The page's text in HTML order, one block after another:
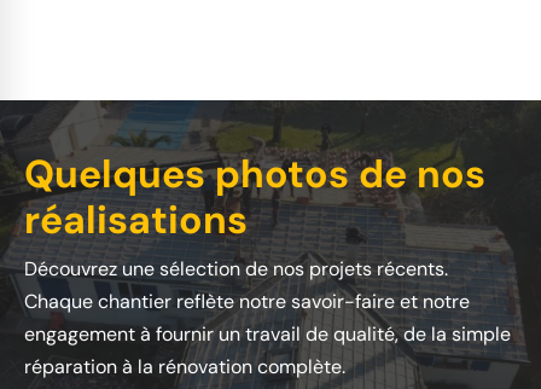
Quelques photos de nos
réalisations
Découvrez une sélection de nos projets récents.
Chaque chantier reflète notre savoir-faire et notre
engagement à fournir un travail de qualité, de la simple
réparation à la rénovation complète.